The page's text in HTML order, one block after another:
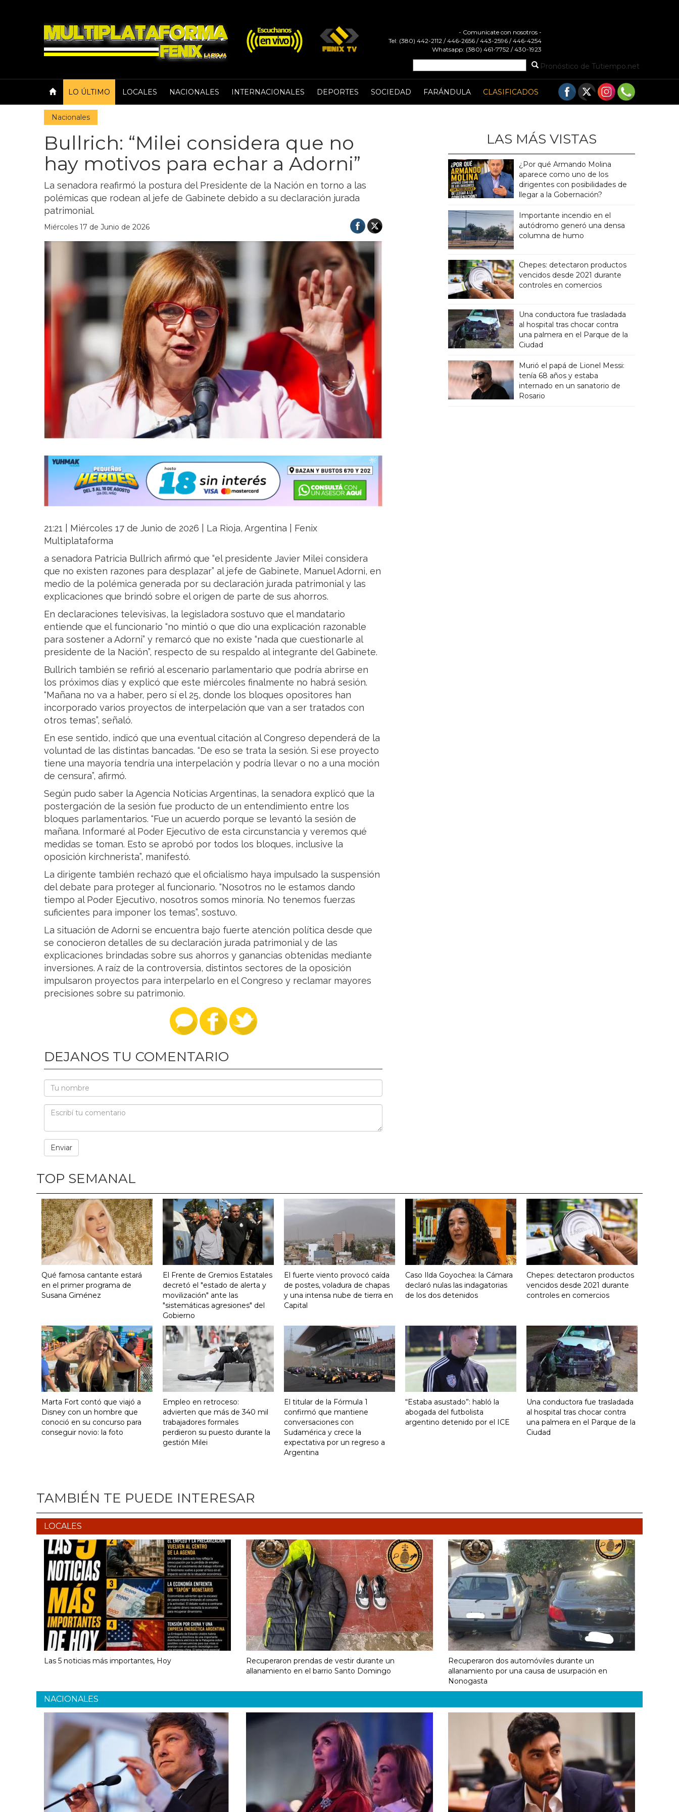
- Comunicate con nosotros -
Tel: (380) 442-2112 / 446-2656 / 443-2596 / 446-4254
Whatsapp: (380) 461-7752 / 430-1923
Pronóstico de Tutiempo.net
LO ÚLTIMO LOCALES NACIONALES INTERNACIONALES DEPORTES SOCIEDAD FARÁNDULA CLASIFICADOS
Nacionales
Bullrich: “Milei considera que no
hay motivos para echar a Adorni”
La senadora reafirmó la postura del Presidente de la Nación en torno a las
polémicas que rodean al jefe de Gabinete debido a su declaración jurada
patrimonial.
Miércoles 17 de Junio de 2026
21:21 | Miércoles 17 de Junio de 2026 | La Rioja, Argentina | Fenix
Multiplataforma
a senadora Patricia Bullrich afirmó que “el presidente Javier Milei considera
que no existen razones para desplazar” al jefe de Gabinete, Manuel Adorni, en
medio de la polémica generada por su declaración jurada patrimonial y las
explicaciones que brindó sobre el origen de parte de sus ahorros.
En declaraciones televisivas, la legisladora sostuvo que el mandatario
entiende que el funcionario “no mintió o que dio una explicación razonable
para sostener a Adorni” y remarcó que no existe “nada que cuestionarle al
presidente de la Nación”, respecto de su respaldo al integrante del Gabinete.
Bullrich también se refirió al escenario parlamentario que podría abrirse en
los próximos días y explicó que este miércoles finalmente no habrá sesión.
“Mañana no va a haber, pero sí el 25, donde los bloques opositores han
incorporado varios proyectos de interpelación que van a ser tratados con
otros temas”, señaló.
En ese sentido, indicó que una eventual citación al Congreso dependerá de la
voluntad de las distintas bancadas. “De eso se trata la sesión. Si ese proyecto
tiene una mayoría tendría una interpelación y podría llevar o no a una moción
de censura”, afirmó.
Según pudo saber la Agencia Noticias Argentinas, la senadora explicó que la
postergación de la sesión fue producto de un entendimiento entre los
bloques parlamentarios. “Fue un acuerdo porque se levantó la sesión de
mañana. Informaré al Poder Ejecutivo de esta circunstancia y veremos qué
medidas se toman. Esto se aprobó por todos los bloques, inclusive la
oposición kirchnerista”, manifestó.
La dirigente también rechazó que el oficialismo haya impulsado la suspensión
del debate para proteger al funcionario. “Nosotros no le estamos dando
tiempo al Poder Ejecutivo, nosotros somos minoría. No tenemos fuerzas
suficientes para imponer los temas”, sostuvo.
La situación de Adorni se encuentra bajo fuerte atención política desde que
se conocieron detalles de su declaración jurada patrimonial y de las
explicaciones brindadas sobre sus ahorros y ganancias obtenidas mediante
inversiones. A raíz de la controversia, distintos sectores de la oposición
impulsaron proyectos para interpelarlo en el Congreso y reclamar mayores
precisiones sobre su patrimonio.
DEJANOS TU COMENTARIO
LAS MÁS VISTAS
¿Por qué Armando Molina
aparece como uno de los
dirigentes con posibilidades de
llegar a la Gobernación?
Importante incendio en el
autódromo generó una densa
columna de humo
Chepes: detectaron productos
vencidos desde 2021 durante
controles en comercios
Una conductora fue trasladada
al hospital tras chocar contra
una palmera en el Parque de la
Ciudad
Murió el papá de Lionel Messi:
tenía 68 años y estaba
internado en un sanatorio de
Rosario
TOP SEMANAL
Qué famosa cantante estará
en el primer programa de
Susana Giménez
El Frente de Gremios Estatales
decretó el "estado de alerta y
movilización" ante las
"sistemáticas agresiones" del
Gobierno
El fuerte viento provocó caída
de postes, voladura de chapas
y una intensa nube de tierra en
Capital
Caso Ilda Goyochea: la Cámara
declaró nulas las indagatorias
de los dos detenidos
Chepes: detectaron productos
vencidos desde 2021 durante
controles en comercios
Marta Fort contó que viajó a
Disney con un hombre que
conoció en su concurso para
conseguir novio: la foto
Empleo en retroceso:
advierten que más de 340 mil
trabajadores formales
perdieron su puesto durante la
gestión Milei
El titular de la Fórmula 1
confirmó que mantiene
conversaciones con
Sudamérica y crece la
expectativa por un regreso a
Argentina
“Estaba asustado”: habló la
abogada del futbolista
argentino detenido por el ICE
Una conductora fue trasladada
al hospital tras chocar contra
una palmera en el Parque de la
Ciudad
TAMBIÉN TE PUEDE INTERESAR
LOCALES
Las 5 noticias más importantes, Hoy
Recuperaron prendas de vestir durante un
allanamiento en el barrio Santo Domingo
Recuperaron dos automóviles durante un
allanamiento por una causa de usurpación en
Nonogasta
NACIONALES